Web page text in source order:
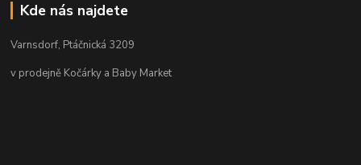
Kde nás najdete
Varnsdorf, Ptáčnická 3209
v prodejně Kočárky a Baby Market